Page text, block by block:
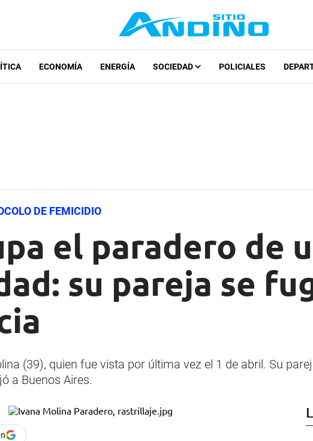
ECONOMÍA ENERGÍA SOCIEDAD POLICIALES
DE FEMICIDIO
el paradero de
su pareja se
(39), quien fue vista por última vez el 1 de abril. Su
a Buenos Aires.